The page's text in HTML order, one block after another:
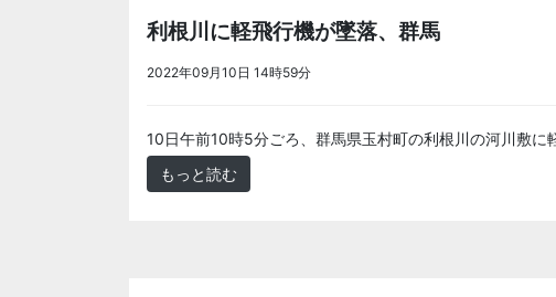
利根川に軽飛行機が墜落、群馬
2022年09月10日 14時59分
10日午前10時5分ごろ、群馬県玉村町の利根川の河川敷
もっと読む